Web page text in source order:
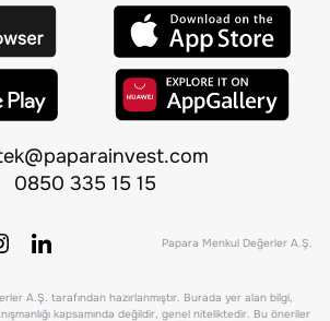
0850 335 15 15
Papara Menkul Değerler A.Ş.
A.Ş. tarafından hazırlanmıştır. Burada yer alan bilgi,
kapsamında değildir, genel niteliktedir. Bu öneriler